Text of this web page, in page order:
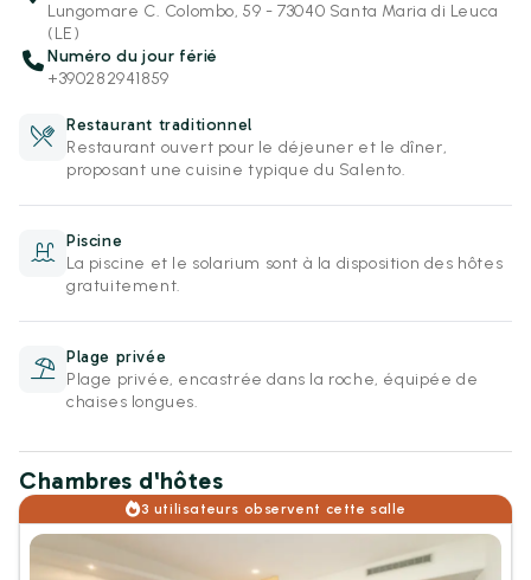
Lungomare C. Colombo, 59 - 73040 Santa Maria di Leuca
(LE)
Numéro du jour férié
+390282941859
Restaurant traditionnel
Restaurant ouvert pour le déjeuner et le dîner,
proposant une cuisine typique du Salento.
Piscine
La piscine et le solarium sont à la disposition des hôtes
gratuitement.
Plage privée
Plage privée, encastrée dans la roche, équipée de
chaises longues.
Chambres d'hôtes
3 utilisateurs observent cette salle